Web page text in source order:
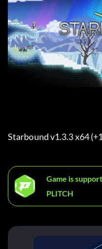
Starbound v1.3.3 x64
Game is
PLITCH